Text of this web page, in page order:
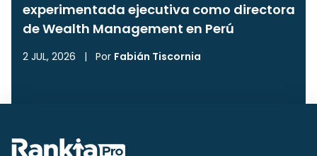
experimentada ejecutiva como directora
de Wealth Management en Perú
2 JUL, 2026 | Por Fabián Tiscornia